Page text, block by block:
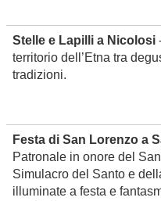
Stelle e Lapilli a Nicolosi
territorio dell’Etna tra
tradizioni.
Festa di San Lorenzo a
Patronale in onore del
Simulacro del Santo e
illuminate a festa e